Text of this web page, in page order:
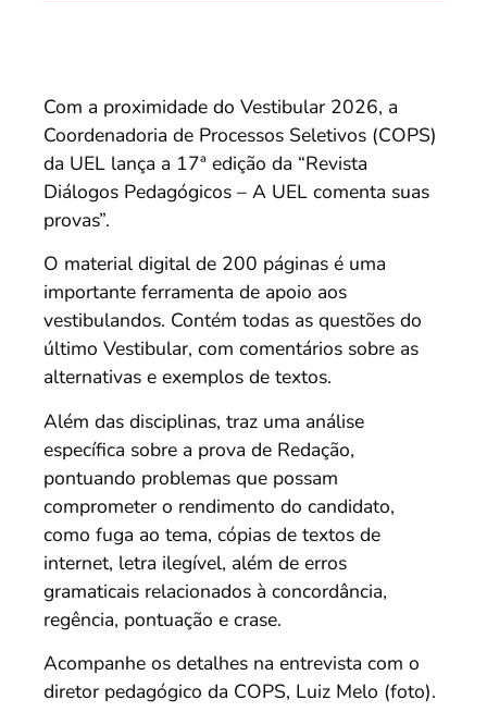
Com a proximidade do Vestibular 2026, a
Coordenadoria de Processos Seletivos (COPS)
da UEL lança a 17ª edição da “Revista
Diálogos Pedagógicos – A UEL comenta suas
provas”.
O material digital de 200 páginas é uma
importante ferramenta de apoio aos
vestibulandos. Contém todas as questões do
último Vestibular, com comentários sobre as
alternativas e exemplos de textos.
Além das disciplinas, traz uma análise
específica sobre a prova de Redação,
pontuando problemas que possam
comprometer o rendimento do candidato,
como fuga ao tema, cópias de textos de
internet, letra ilegível, além de erros
gramaticais relacionados à concordância,
regência, pontuação e crase.
Acompanhe os detalhes na entrevista com o
diretor pedagógico da COPS, Luiz Melo (foto).